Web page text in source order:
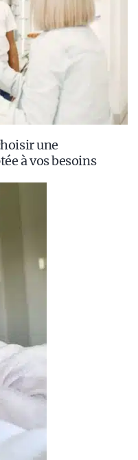
une
à vos besoins